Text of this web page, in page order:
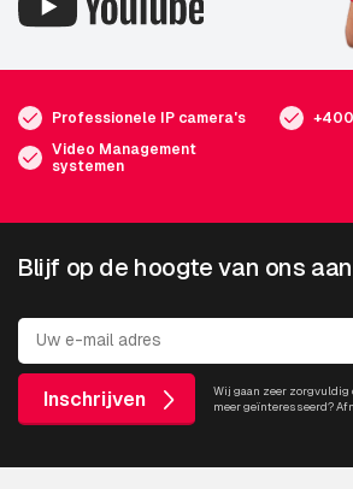
Professionele IP camera's
Video Management
systemen
Blijf op de hoogte van ons
Inschrijven
Wij gaan zeer zorgvuldig
meer geïnteresseerd?